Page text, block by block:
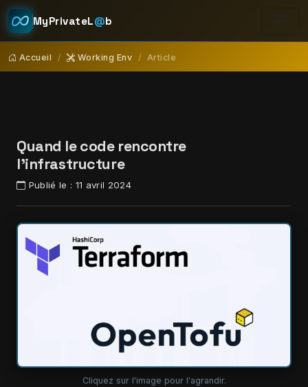
MyPrivateL@b
Accueil Working Env Article
Quand le code rencontre
l'infrastructure
Publié le : 11 avril 2024
Cliquez sur l'image pour l'agrandir.